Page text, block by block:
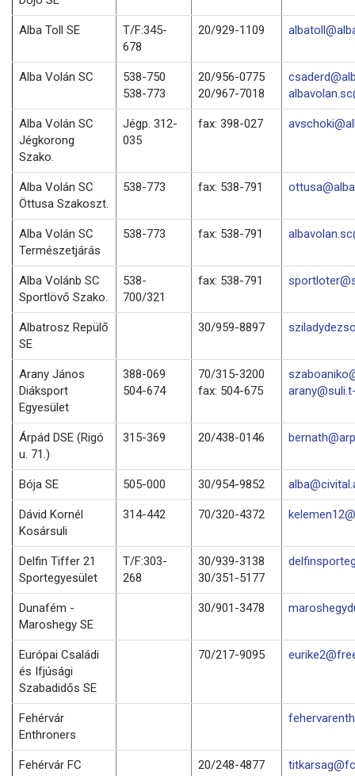
Alba Toll SE
T/F:345-
678
20/929-1109
Alba Volán SC
538-750
538-773
20/956-0775
20/967-7018
Alba Volán SC
Jégkorong
Szako.
Jégp. 312-
035
fax: 398-027
Alba Volán SC
Öttusa Szakoszt.
538-773 fax: 538-791
Alba Volán SC
Természetjárás
538-773 fax: 538-791
Alba Volánb SC
Sportlövő Szako.
538-
700/321
fax: 538-791
Albatrosz Repülő
SE
30/959-8897
Arany János
Diáksport
Egyesület
388-069
504-674
70/315-3200
fax: 504-675
Árpád DSE (Rigó
u. 71.)
315-369 20/438-0146
Bója SE 505-000 30/954-9852
Dávid Kornél
Kosársuli
314-442 70/320-4372
Delfin Tiffer 21
Sportegyesület
T/F:303-
268
30/939-3138
30/351-5177
Dunafém -
Maroshegy SE
30/901-3478
Európai Családi
és Ifjúsági
Szabadidős SE
70/217-9095
Fehérvár
Enthroners
Fehérvár FC 20/248-4877